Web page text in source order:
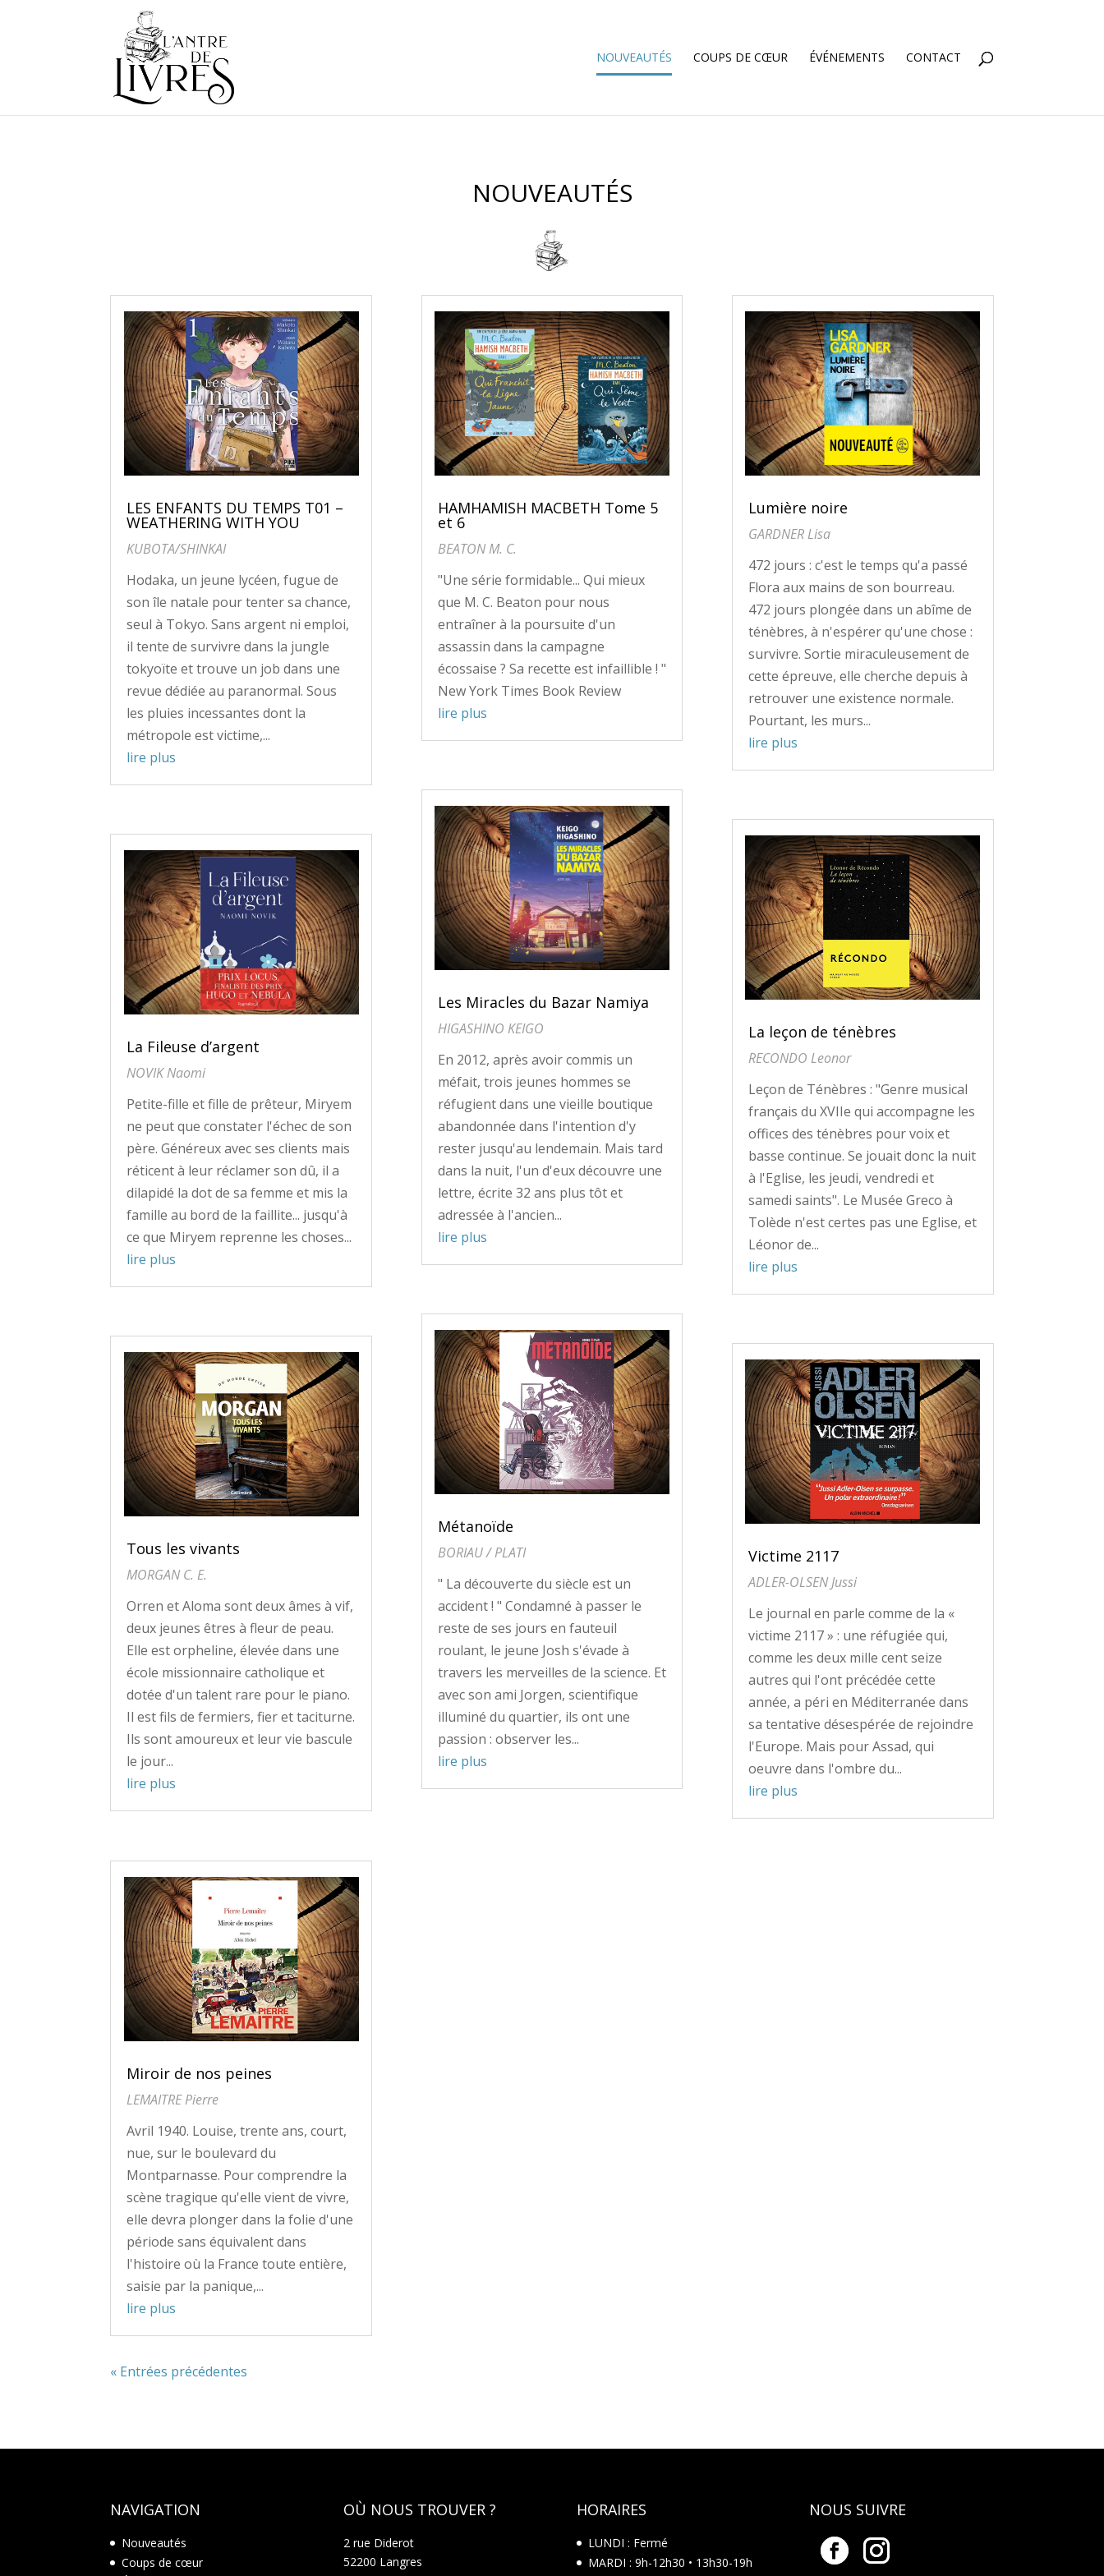
NOUVEAUTÉS COUPS DE CŒUR ÉVÉNEMENTS CONTACT
NOUVEAUTÉS
LES ENFANTS DU TEMPS T01 –
WEATHERING WITH YOU
KUBOTA/SHINKAI
Hodaka, un jeune lycéen, fugue de
son île natale pour tenter sa chance,
seul à Tokyo. Sans argent ni emploi,
il tente de survivre dans la jungle
tokyoïte et trouve un job dans une
revue dédiée au paranormal. Sous
les pluies incessantes dont la
métropole est victime,...
lire plus
La Fileuse d’argent
NOVIK Naomi
Petite-fille et fille de prêteur, Miryem
ne peut que constater l'échec de son
père. Généreux avec ses clients mais
réticent à leur réclamer son dû, il a
dilapidé la dot de sa femme et mis la
famille au bord de la faillite... jusqu'à
ce que Miryem reprenne les choses...
lire plus
Tous les vivants
MORGAN C. E.
Orren et Aloma sont deux âmes à vif,
deux jeunes êtres à fleur de peau.
Elle est orpheline, élevée dans une
école missionnaire catholique et
dotée d'un talent rare pour le piano.
Il est fils de fermiers, fier et taciturne.
Ils sont amoureux et leur vie bascule
le jour...
lire plus
Miroir de nos peines
LEMAITRE Pierre
Avril 1940. Louise, trente ans, court,
nue, sur le boulevard du
Montparnasse. Pour comprendre la
scène tragique qu'elle vient de vivre,
elle devra plonger dans la folie d'une
période sans équivalent dans
l'histoire où la France toute entière,
saisie par la panique,...
lire plus
HAMHAMISH MACBETH Tome 5
et 6
BEATON M. C.
"Une série formidable... Qui mieux
que M. C. Beaton pour nous
entraîner à la poursuite d'un
assassin dans la campagne
écossaise ? Sa recette est infaillible ! "
New York Times Book Review
lire plus
Les Miracles du Bazar Namiya
HIGASHINO KEIGO
En 2012, après avoir commis un
méfait, trois jeunes hommes se
réfugient dans une vieille boutique
abandonnée dans l'intention d'y
rester jusqu'au lendemain. Mais tard
dans la nuit, l'un d'eux découvre une
lettre, écrite 32 ans plus tôt et
adressée à l'ancien...
lire plus
Métanoïde
BORIAU / PLATI
" La découverte du siècle est un
accident ! " Condamné à passer le
reste de ses jours en fauteuil
roulant, le jeune Josh s'évade à
travers les merveilles de la science. Et
avec son ami Jorgen, scientifique
illuminé du quartier, ils ont une
passion : observer les...
lire plus
Lumière noire
GARDNER Lisa
472 jours : c'est le temps qu'a passé
Flora aux mains de son bourreau.
472 jours plongée dans un abîme de
ténèbres, à n'espérer qu'une chose :
survivre. Sortie miraculeusement de
cette épreuve, elle cherche depuis à
retrouver une existence normale.
Pourtant, les murs...
lire plus
La leçon de ténèbres
RECONDO Leonor
Leçon de Ténèbres : "Genre musical
français du XVIIe qui accompagne les
offices des ténèbres pour voix et
basse continue. Se jouait donc la nuit
à l'Eglise, les jeudi, vendredi et
samedi saints". Le Musée Greco à
Tolède n'est certes pas une Eglise, et
Léonor de...
lire plus
Victime 2117
ADLER-OLSEN Jussi
Le journal en parle comme de la «
victime 2117 » : une réfugiée qui,
comme les deux mille cent seize
autres qui l'ont précédée cette
année, a péri en Méditerranée dans
sa tentative désespérée de rejoindre
l'Europe. Mais pour Assad, qui
oeuvre dans l'ombre du...
lire plus
« Entrées précédentes
NAVIGATION
Nouveautés
Coups de cœur
OÙ NOUS TROUVER ?
2 rue Diderot
52200 Langres
HORAIRES
LUNDI : Fermé
MARDI : 9h-12h30 • 13h30-19h
NOUS SUIVRE